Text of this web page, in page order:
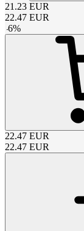
21.23 EUR
22.47 EUR
-6%
22.47 EUR
22.47 EUR